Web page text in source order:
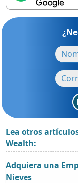
Lea otros
Wealth:
Adquiera una
Nieves